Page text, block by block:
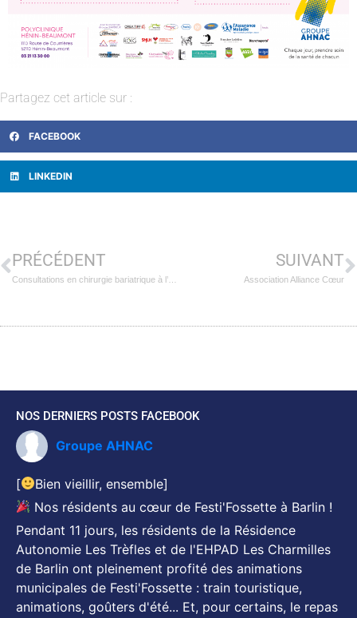
Partagez cet article sur :
FACEBOOK
LINKEDIN
PRÉCÉDENT SUIVANT
Association Alliance Cœur
NOS DERNIERS POSTS FACEBOOK
Groupe AHNAC
[
Bien vieillir, ensemble]
Nos résidents au cœur de Festi'Fossette à Barlin !
Pendant 11 jours, les résidents de la Résidence
Autonomie Les Trèfles et de l'EHPAD Les Charmilles
de Barlin ont pleinement profité des animations
municipales de Festi'Fossette : train touristique,
animations, goûters d'été... Et, pour certains, le repas